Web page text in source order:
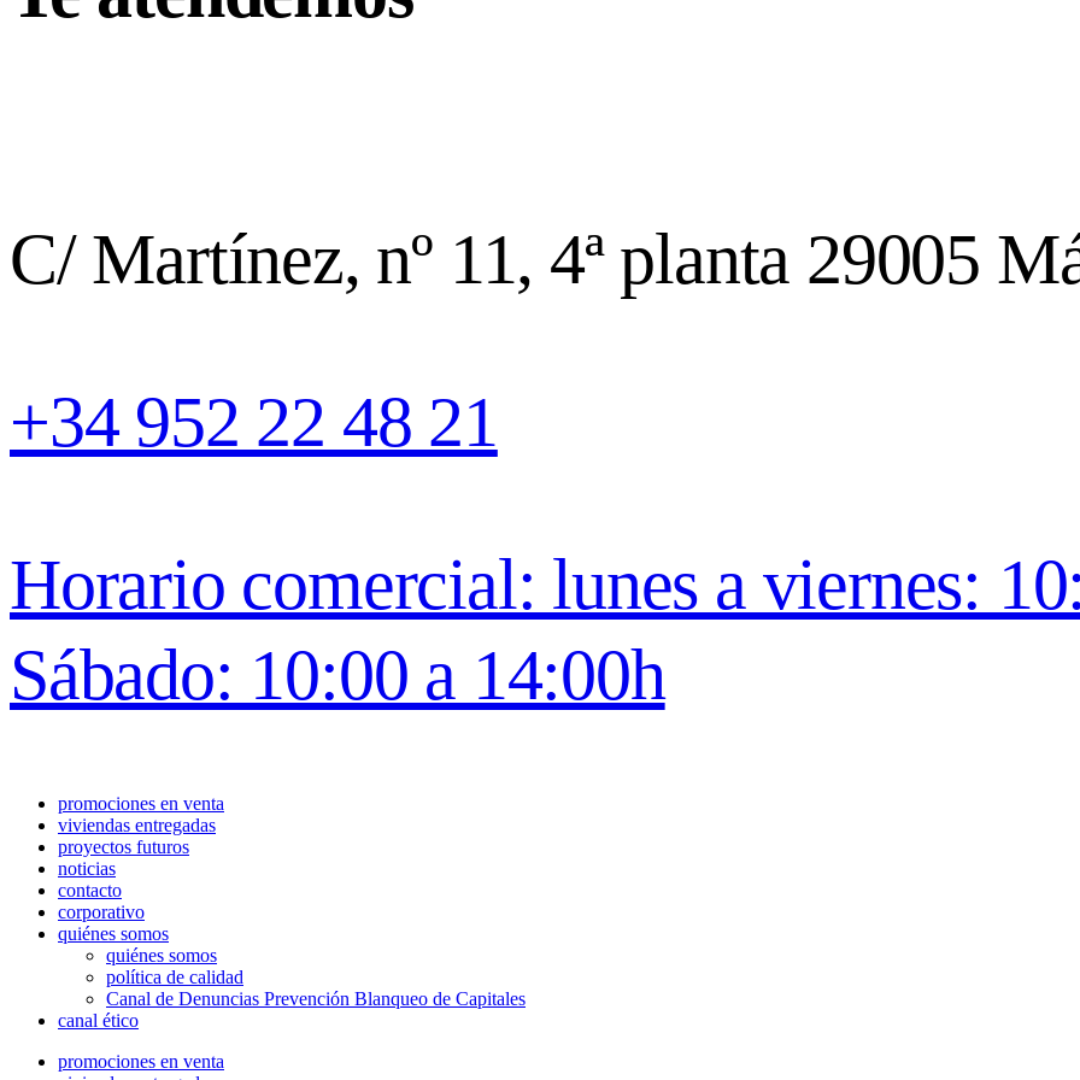
C/ Martínez, nº 11, 4ª planta 29005
+34 952 22 48 21
Horario comercial: lunes a viernes:
Sábado: 10:00 a 14:00h
promociones en venta
viviendas entregadas
proyectos futuros
noticias
contacto
corporativo
quiénes somos
quiénes somos
política de calidad
Canal de Denuncias Prevención Blanqueo de Capitales
canal ético
promociones en venta